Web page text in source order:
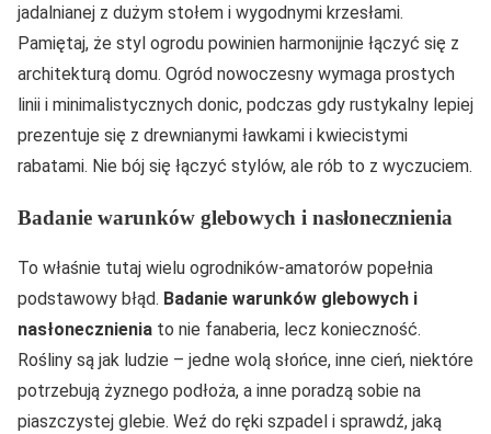
jadalnianej z dużym stołem i wygodnymi krzesłami.
Pamiętaj, że styl ogrodu powinien harmonijnie łączyć się z
architekturą domu. Ogród nowoczesny wymaga prostych
linii i minimalistycznych donic, podczas gdy rustykalny lepiej
prezentuje się z drewnianymi ławkami i kwiecistymi
rabatami. Nie bój się łączyć stylów, ale rób to z wyczuciem.
Badanie warunków glebowych i nasłonecznienia
To właśnie tutaj wielu ogrodników-amatorów popełnia
podstawowy błąd. Badanie warunków glebowych i
nasłonecznienia to nie fanaberia, lecz konieczność.
Rośliny są jak ludzie – jedne wolą słońce, inne cień, niektóre
potrzebują żyznego podłoża, a inne poradzą sobie na
piaszczystej glebie. Weź do ręki szpadel i sprawdź, jaką